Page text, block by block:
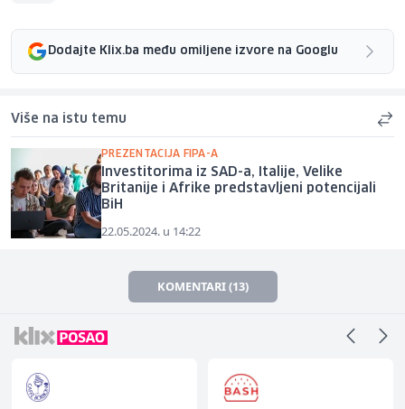
Dodajte Klix.ba među omiljene izvore na Googlu
Više na istu temu
PREZENTACIJA FIPA-A
Investitorima iz SAD-a, Italije, Velike
Britanije i Afrike predstavljeni potencijali
BiH
22.05.2024. u 14:22
KOMENTARI (13)